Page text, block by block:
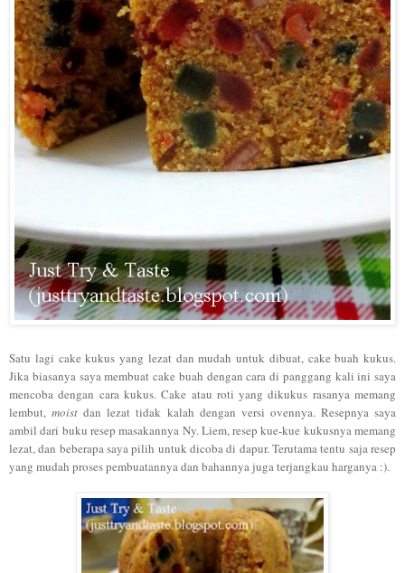
Satu lagi cake kukus yang lezat dan mudah untuk dibuat, cake buah kukus.
Jika biasanya saya membuat cake buah dengan cara di panggang kali ini saya
mencoba dengan cara kukus. Cake atau roti yang dikukus rasanya memang
lembut,moist dan lezat tidak kalah dengan versi ovennya. Resepnya saya
ambil dari buku resep masakannya Ny. Liem, resep kue-kue kukusnya memang
lezat, dan beberapa saya pilih untuk dicoba di dapur. Terutama tentu saja resep
yang mudah proses pembuatannya dan bahannya juga terjangkau harganya :).